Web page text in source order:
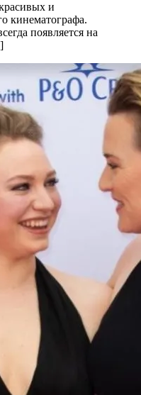
и
кинематографа.
появляется на